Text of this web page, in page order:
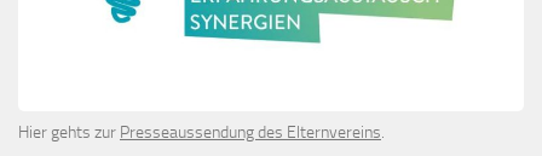
Hier gehts zur Presseaussendung des Elternvereins.